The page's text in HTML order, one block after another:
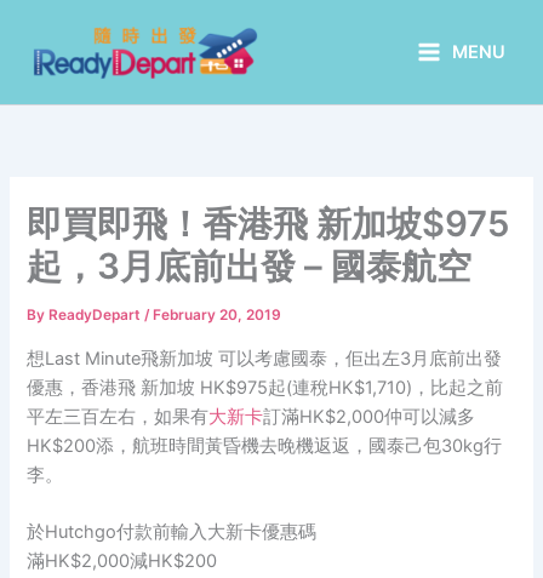
content
MENU
即買即飛！香港飛 新加坡$975
起，3月底前出發 – 國泰航空
By ReadyDepart/ February 20, 2019
想Last Minute飛新加坡 可以考慮國泰，佢出左3月底前出發
優惠，香港飛 新加坡 HK$975起(連稅HK$1,710)，比起之前
平左三百左右，如果有大新卡訂滿HK$2,000仲可以減多
HK$200添，航班時間黃昏機去晚機返返，國泰己包30kg行
李。
於Hutchgo付款前輸入大新卡優惠碼
滿HK$2,000減HK$200